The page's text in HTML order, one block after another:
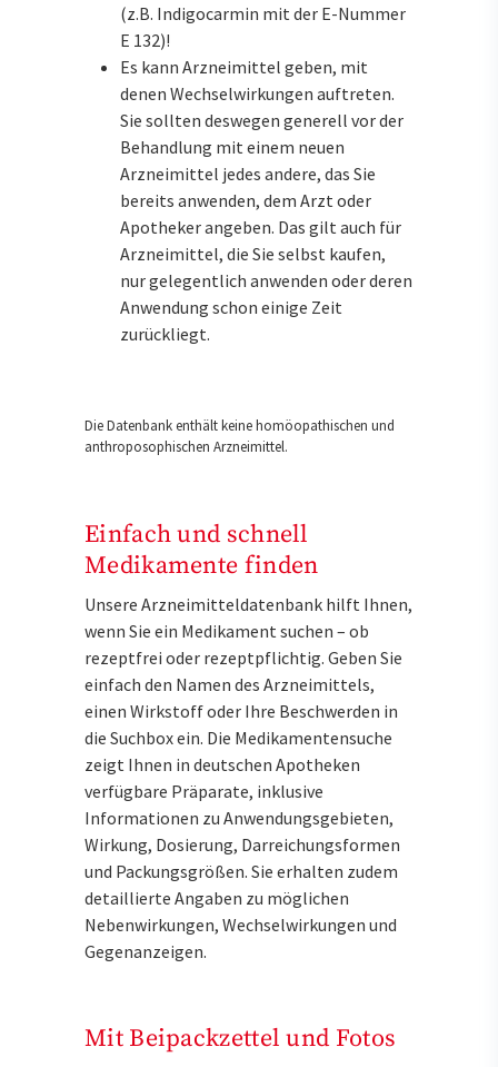
(z.B. Indigocarmin mit der E-Nummer
E 132)!
Es kann Arzneimittel geben, mit
denen Wechselwirkungen auftreten.
Sie sollten deswegen generell vor der
Behandlung mit einem neuen
Arzneimittel jedes andere, das Sie
bereits anwenden, dem Arzt oder
Apotheker angeben. Das gilt auch für
Arzneimittel, die Sie selbst kaufen,
nur gelegentlich anwenden oder deren
Anwendung schon einige Zeit
zurückliegt.
Die Datenbank enthält keine homöopathischen und
anthroposophischen Arzneimittel.
Einfach und schnell
Medikamente finden
Unsere Arzneimitteldatenbank hilft Ihnen,
wenn Sie ein Medikament suchen – ob
rezeptfrei oder rezeptpflichtig. Geben Sie
einfach den Namen des Arzneimittels,
einen Wirkstoff oder Ihre Beschwerden in
die Suchbox ein. Die Medikamentensuche
zeigt Ihnen in deutschen Apotheken
verfügbare Präparate, inklusive
Informationen zu Anwendungsgebieten,
Wirkung, Dosierung, Darreichungsformen
und Packungsgrößen. Sie erhalten zudem
detaillierte Angaben zu möglichen
Nebenwirkungen, Wechselwirkungen und
Gegenanzeigen.
Mit Beipackzettel und Fotos